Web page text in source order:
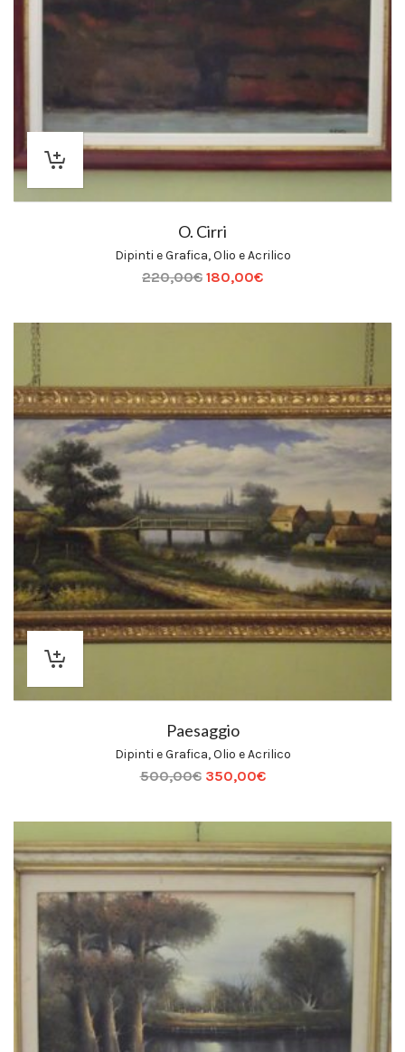
O. Cirri
Dipinti e Grafica,Olio e Acrilico
220,00€ 180,00€
Paesaggio
Dipinti e Grafica,Olio e Acrilico
500,00€ 350,00€